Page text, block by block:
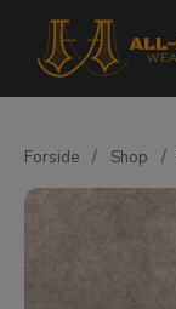
Forside / Shop /